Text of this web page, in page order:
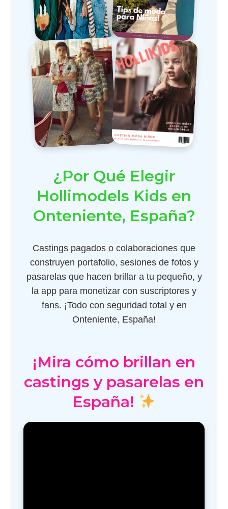
¿Por Qué Elegir
Hollimodels Kids en
Onteniente, España?
Castings pagados o colaboraciones que
construyen portafolio, sesiones de fotos y
pasarelas que hacen brillar a tu pequeño, y
la app para monetizar con suscriptores y
fans. ¡Todo con seguridad total y en
Onteniente, España!
¡Mira cómo brillan en
castings y pasarelas en
España!